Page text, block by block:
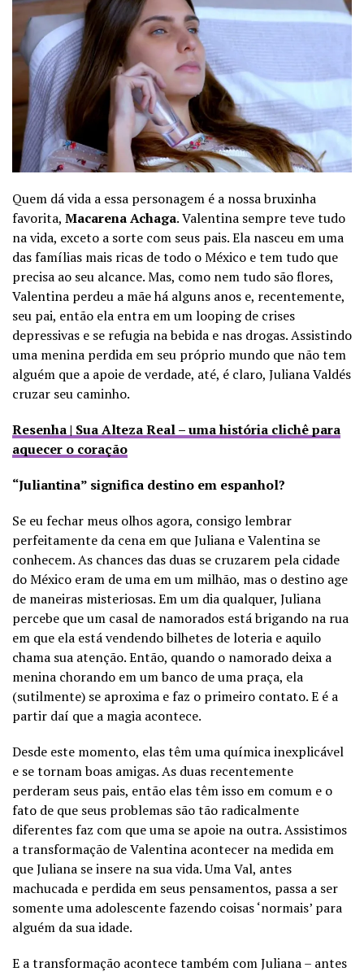
Quem dá vida a essa personagem é a nossa bruxinha
favorita, Macarena Achaga. Valentina sempre teve tudo
na vida, exceto a sorte com seus pais. Ela nasceu em uma
das famílias mais ricas de todo o México e tem tudo que
precisa ao seu alcance. Mas, como nem tudo são flores,
Valentina perdeu a mãe há alguns anos e, recentemente,
seu pai, então ela entra em um looping de crises
depressivas e se refugia na bebida e nas drogas. Assistindo
uma menina perdida em seu próprio mundo que não tem
alguém que a apoie de verdade, até, é claro, Juliana Valdés
cruzar seu caminho.
Resenha | Sua Alteza Real – uma história clichê para
aquecer o coração
“Juliantina” significa destino em espanhol?
Se eu fechar meus olhos agora, consigo lembrar
perfeitamente da cena em que Juliana e Valentina se
conhecem. As chances das duas se cruzarem pela cidade
do México eram de uma em um milhão, mas o destino age
de maneiras misteriosas. Em um dia qualquer, Juliana
percebe que um casal de namorados está brigando na rua
em que ela está vendendo bilhetes de loteria e aquilo
chama sua atenção. Então, quando o namorado deixa a
menina chorando em um banco de uma praça, ela
(sutilmente) se aproxima e faz o primeiro contato. E é a
partir daí que a magia acontece.
Desde este momento, elas têm uma química inexplicável
e se tornam boas amigas. As duas recentemente
perderam seus pais, então elas têm isso em comum e o
fato de que seus problemas são tão radicalmente
diferentes faz com que uma se apoie na outra. Assistimos
a transformação de Valentina acontecer na medida em
que Juliana se insere na sua vida. Uma Val, antes
machucada e perdida em seus pensamentos, passa a ser
somente uma adolescente fazendo coisas ‘normais’ para
alguém da sua idade.
E a transformação acontece também com Juliana – antes